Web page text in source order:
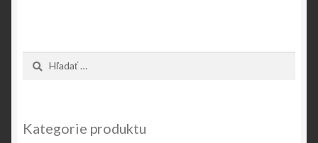
Hľadať:
Kategorie produktu